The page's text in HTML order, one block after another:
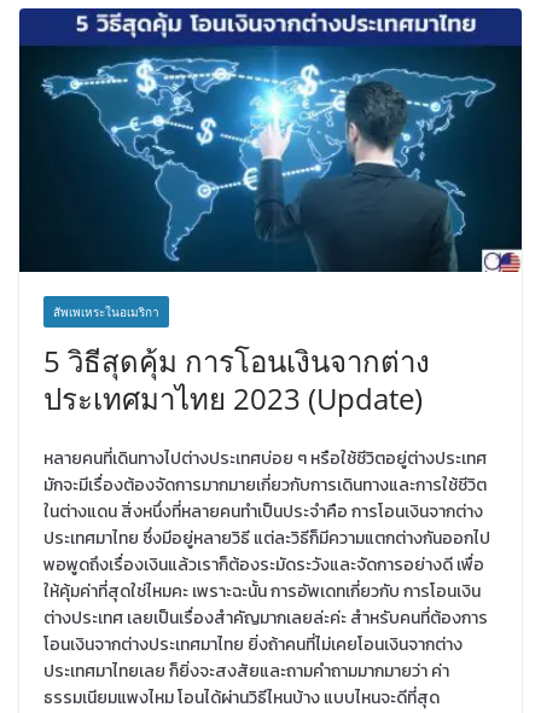
สัพเพเหระในอเมริกา
5 วิธีสุดคุ้ม การโอนเงินจากต่าง
ประเทศมาไทย 2023 (Update)
หลายคนที่เดินทางไปต่างประเทศบ่อย ๆ หรือใช้ชีวิตอยู่ต่างประเทศ
มักจะมีเรื่องต้องจัดการมากมายเกี่ยวกับการเดินทางและการใช้ชีวิต
ในต่างแดน สิ่งหนึ่งที่หลายคนทำเป็นประจำคือ การโอนเงินจากต่าง
ประเทศมาไทย ซึ่งมีอยู่หลายวิธี แต่ละวิธีก็มีความแตกต่างกันออกไป
พอพูดถึงเรื่องเงินแล้วเราก็ต้องระมัดระวังและจัดการอย่างดี เพื่อ
ให้คุ้มค่าที่สุดใช่ไหมคะ เพราะฉะนั้น การอัพเดทเกี่ยวกับ การโอนเงิน
ต่างประเทศ เลยเป็นเรื่องสำคัญมากเลยล่ะค่ะ สำหรับคนที่ต้องการ
โอนเงินจากต่างประเทศมาไทย ยิ่งถ้าคนที่ไม่เคยโอนเงินจากต่าง
ประเทศมาไทยเลย ก็ยิ่งจะสงสัยและถามคำถามมากมายว่า ค่า
ธรรมเนียมแพงไหม โอนได้ผ่านวิธีไหนบ้าง แบบไหนจะดีที่สุด